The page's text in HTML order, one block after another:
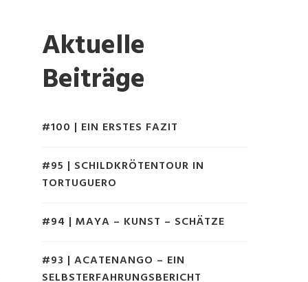
Aktuelle
Beiträge
#100 | EIN ERSTES FAZIT
#95 | SCHILDKRÖTENTOUR IN
TORTUGUERO
#94 | MAYA – KUNST – SCHÄTZE
#93 | ACATENANGO – EIN
SELBSTERFAHRUNGSBERICHT